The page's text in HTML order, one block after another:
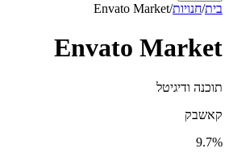
בית/חנויות/
Envato Market
Envato Market
תוכנה ודיגיטל
קאשבק
9.7%